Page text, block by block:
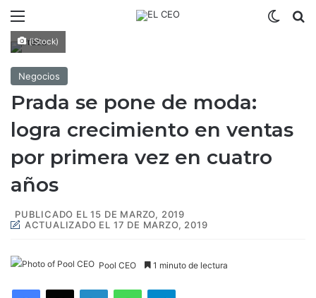
(iStock)
Negocios
Prada se pone de moda:
logra crecimiento en ventas
por primera vez en cuatro
años
PUBLICADO EL 15 DE MARZO, 2019
ACTUALIZADO EL 17 DE MARZO, 2019
Pool CEO 1 minuto de lectura